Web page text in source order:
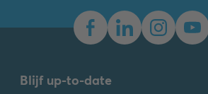
Blijf up-to-date